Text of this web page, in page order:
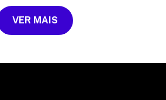
VER MAIS